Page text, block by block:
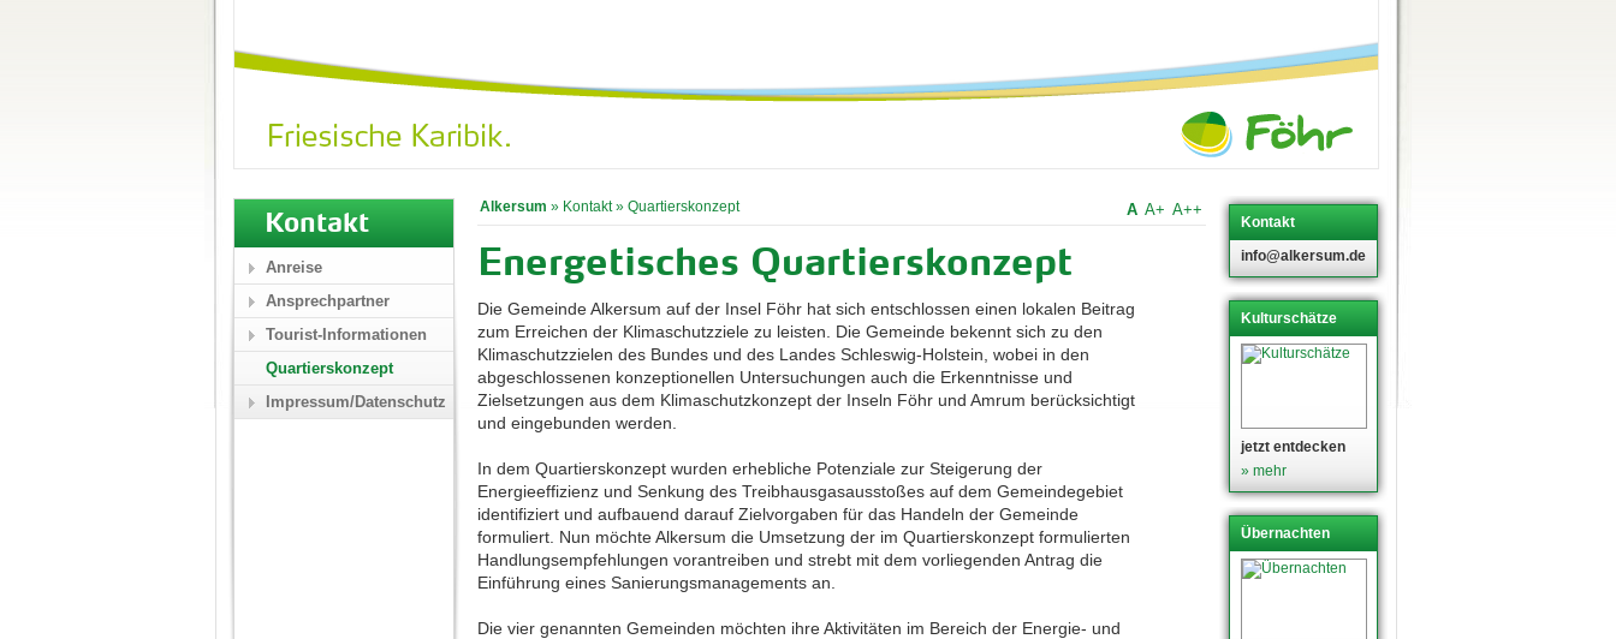
Alkersum » Kontakt» Quartierskonzept A A+ A++
Energetisches Quartierskonzept
Die Gemeinde Alkersum auf der Insel Föhr hat sich entschlossen einen lokalen Beitrag
zum Erreichen der Klimaschutzziele zu leisten. Die Gemeinde bekennt sich zu den
Klimaschutzzielen des Bundes und des Landes Schleswig-Holstein, wobei in den
abgeschlossenen konzeptionellen Untersuchungen auch die Erkenntnisse und
Zielsetzungen aus dem Klimaschutzkonzept der Inseln Föhr und Amrum berücksichtigt
und eingebunden werden.
In dem Quartierskonzept wurden erhebliche Potenziale zur Steigerung der
Energieeffizienz und Senkung des Treibhausgasausstoßes auf dem Gemeindegebiet
identifiziert und aufbauend darauf Zielvorgaben für das Handeln der Gemeinde
formuliert. Nun möchte Alkersum die Umsetzung der im Quartierskonzept formulierten
Handlungsempfehlungen vorantreiben und strebt mit dem vorliegenden Antrag die
Einführung eines Sanierungsmanagements an.
Die vier genannten Gemeinden möchten ihre Aktivitäten im Bereich der Energie- und
Kontakt
info@alkersum.de
Kulturschätze
jetzt entdecken
» mehr
Übernachten
Kontakt
Anreise
Ansprechpartner
Tourist-Informationen
Quartierskonzept
Impressum/Datenschutz